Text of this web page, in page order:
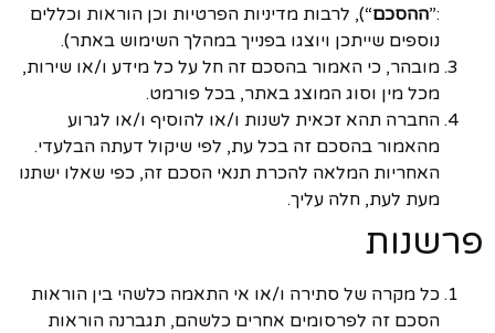
:”ההסכם“), לרבות מדיניות הפרטיות וכן הוראות וכללים
נוספים שייתכן ויוצגו בפנייך במהלך השימוש באתר).
מובהר, כי האמור בהסכם זה חל על כל מידע ו/או שירות,
מכל מין וסוג המוצג באתר, בכל פורמט.
החברה תהא זכאית לשנות ו/או להוסיף ו/או לגרוע
מהאמור בהסכם זה בכל עת, לפי שיקול דעתה הבלעדי.
האחריות המלאה להכרת תנאי הסכם זה, כפי שאלו ישתנו
מעת לעת, חלה עליך.
פרשנות
כל מקרה של סתירה ו/או אי התאמה כלשהי בין הוראות
הסכם זה לפרסומים אחרים כלשהם, תגברנה הוראות